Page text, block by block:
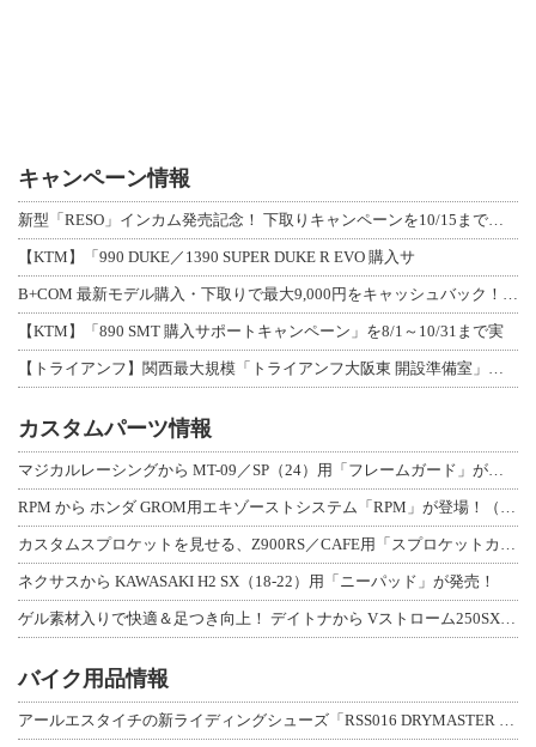
キャンペーン情報
新型「RESO」インカム発売記念！ 下取りキャンペーンを10/15まで延長して開
【KTM】「990 DUKE／1390 SUPER DUKE R EVO 購入サ
B+COM 最新モデル購入・下取りで最大9,000円をキャッシュバック！「B+F
【KTM】「890 SMT 購入サポートキャンペーン」を8/1～10/31まで実
【トライアンフ】関西最大規模「トライアンフ大阪東 開設準備室」がオープン！ 限定
カスタムパーツ情報
マジカルレーシングから MT-09／SP（24）用「フレームガード」が登場！
RPM から ホンダ GROM用エキゾーストシステム「RPM」が登場！（動画あり
カスタムスプロケットを見せる、Z900RS／CAFE用「スプロケットカバーフルキ
ネクサスから KAWASAKI H2 SX（18-22）用「ニーパッド」が発売！
ゲル素材入りで快適＆足つき向上！ デイトナから Vストローム250SX用「快適ロ
バイク用品情報
アールエスタイチの新ライディングシューズ「RSS016 DRYMASTER スト